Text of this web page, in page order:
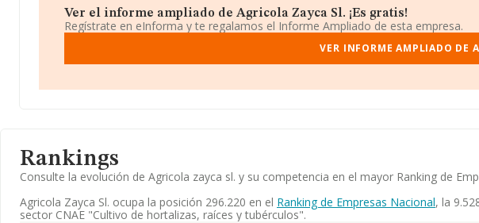
Ver el informe ampliado de Agricola Zayca Sl. ¡Es gratis!
Regístrate en eInforma y te regalamos el Informe Ampliado de esta empresa.
VER INFORME AMPLIADO DE
Rankings
Consulte la evolución de Agricola zayca sl. y su competencia en el mayor Ranking de
Agricola Zayca Sl. ocupa la posición 296.220 en el Ranking de Empresas Nacional, la
sector CNAE "Cultivo de hortalizas, raíces y tubérculos".